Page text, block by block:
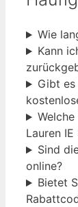
Wie
Kann
Gibt
Lauren
Sind
online?
Bietet